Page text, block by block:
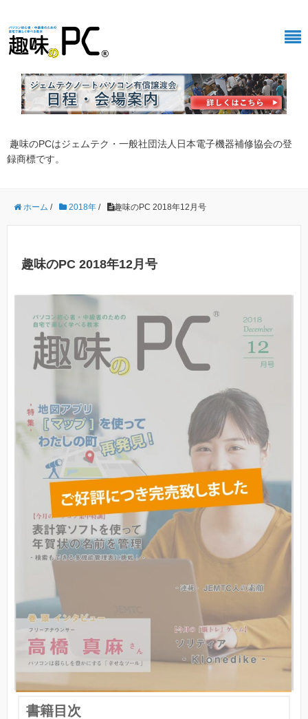
趣味のPCはジェムテク・一般社団法人日本電子機器補修協会の登
録商標です。
ホーム / 2018年 / 趣味のPC 2018年12月号
趣味のPC 2018年12月号
書籍目次